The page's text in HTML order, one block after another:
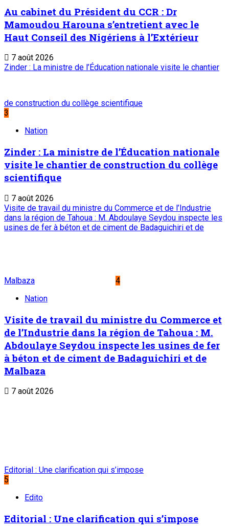
Au cabinet du Président du CCR : Dr
Mamoudou Harouna s’entretient avec le
Haut Conseil des Nigériens à l’Extérieur
7 août 2026
Zinder : La ministre de l’Éducation nationale visite le chantier
de construction du collège scientifique
3
Nation
Zinder : La ministre de l’Éducation nationale
visite le chantier de construction du collège
scientifique
7 août 2026
Visite de travail du ministre du Commerce et de l’Industrie
dans la région de Tahoua : M. Abdoulaye Seydou inspecte les
usines de fer à béton et de ciment de Badaguichiri et de
Malbaza
4
Nation
Visite de travail du ministre du Commerce et
de l’Industrie dans la région de Tahoua : M.
Abdoulaye Seydou inspecte les usines de fer
à béton et de ciment de Badaguichiri et de
Malbaza
7 août 2026
Editorial : Une clarification qui s’impose
5
Edito
Editorial : Une clarification qui s’impose